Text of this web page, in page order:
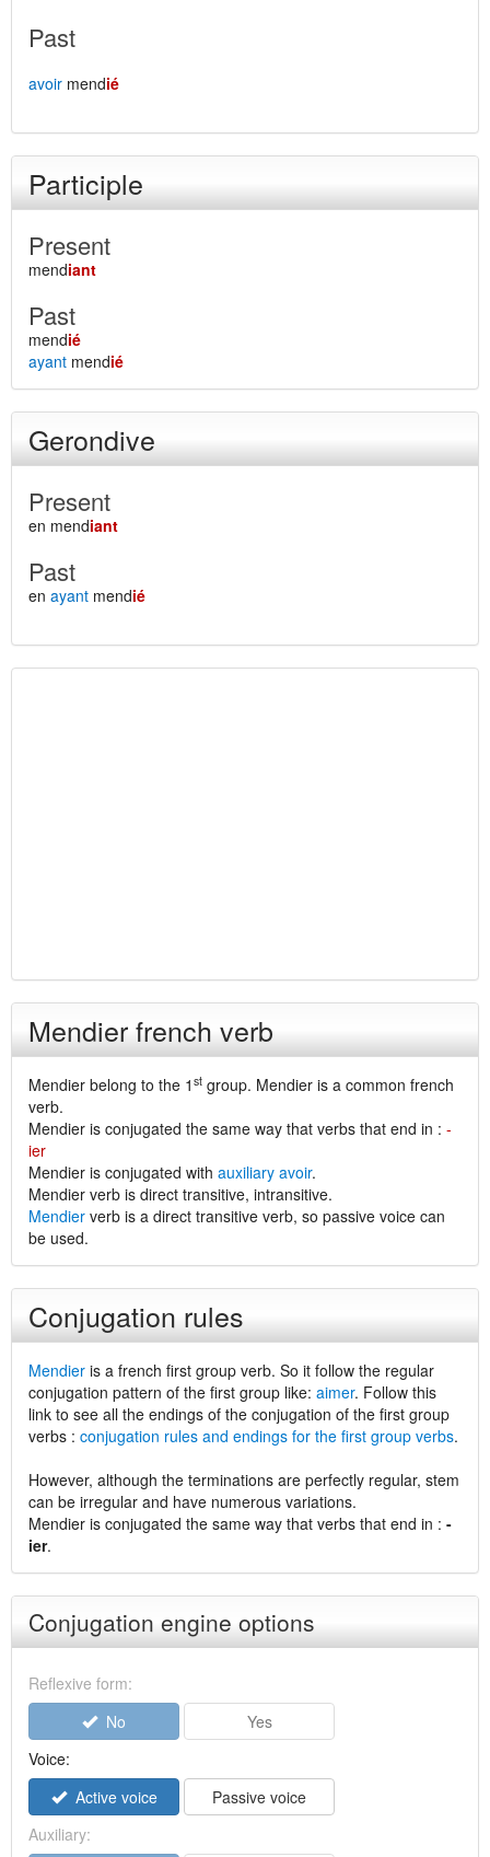
Past
avoir mendié
Participle
Present
mendiant
Past
mendié
ayant mendié
Gerondive
Present
en mendiant
Past
en ayant mendié
Mendier french verb
Mendier belong to the 1 st group. Mendier is a common french
verb.
Mendier is conjugated the same way that verbs that end in : -
ier
Mendier is conjugated with auxiliary avoir.
Mendier verb is direct transitive, intransitive.
Mendier verb is a direct transitive verb, so passive voice can
be used.
Conjugation rules
Mendier is a french first group verb. So it follow the regular
conjugation pattern of the first group like: aimer. Follow this
link to see all the endings of the conjugation of the first group
verbs : conjugation rules and endings for the first group verbs.
However, although the terminations are perfectly regular, stem
can be irregular and have numerous variations.
Mendier is conjugated the same way that verbs that end in : -
ier.
Conjugation engine options
Reflexive form:
No
Yes
Voice:
Active voice
Passive voice
Auxiliary: